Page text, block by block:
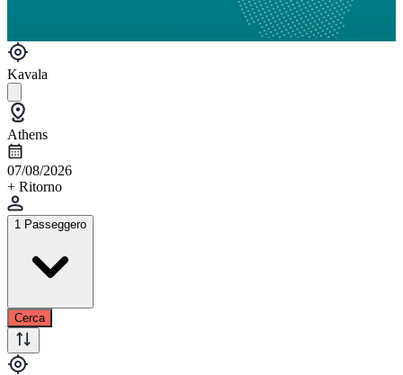
Kavala
Athens
07/08/2026
+ Ritorno
1 Passeggero
Cerca